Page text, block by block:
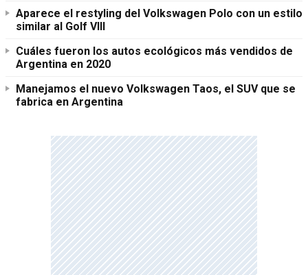
Aparece el restyling del Volkswagen Polo con un estilo
similar al Golf VIII
Cuáles fueron los autos ecológicos más vendidos de
Argentina en 2020
Manejamos el nuevo Volkswagen Taos, el SUV que se
fabrica en Argentina